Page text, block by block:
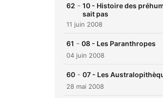
62 - 10 - Histoire des
sait pas
11 juin 2008
61 - 08 - Les Paranthropes
04 juin 2008
60 - 07 - Les
28 mai 2008